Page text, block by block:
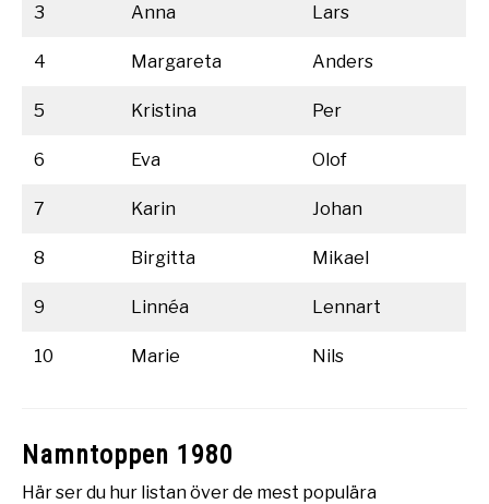
3 Anna Lars
4 Margareta Anders
5 Kristina Per
6 Eva Olof
7 Karin Johan
8 Birgitta Mikael
9 Linnéa Lennart
10 Marie Nils
Namntoppen 1980
Här ser du hur listan över de mest populära